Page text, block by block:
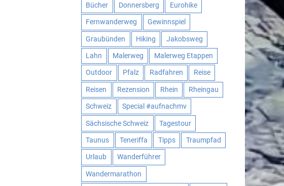
Bücher Donnersberg Eurohike
Fernwanderweg Gewinnspiel
Graubünden Hiking Jakobsweg
Lahn Malerweg Malerweg Etappen
Outdoor Pfalz Radfahren Reise
Reisen Rezension Rhein Rheingau
Schweiz Special #aufnachmv
Sächsische Schweiz Tagestour
Taunus Teneriffa Tipps Traumpfad
Urlaub Wanderführer
Wandermarathon